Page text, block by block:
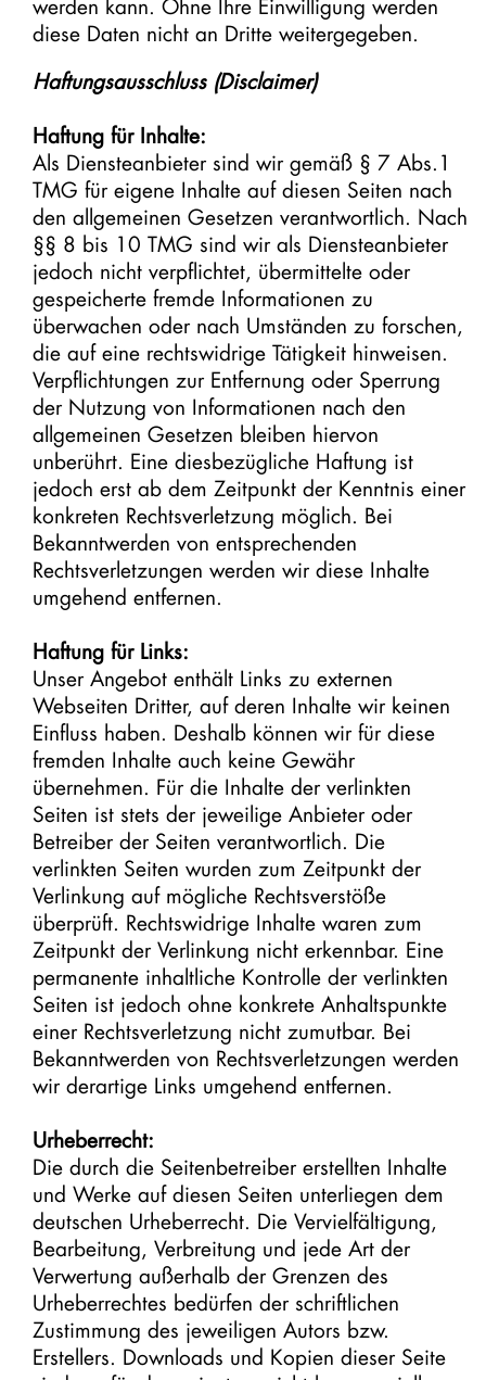
werden kann. Ohne Ihre Einwilligung werden
diese Daten nicht an Dritte weitergegeben.
Haftungsausschluss (Disclaimer)
Haftung für Inhalte:
Als Diensteanbieter sind wir gemäß § 7 Abs.1
TMG für eigene Inhalte auf diesen Seiten nach
den allgemeinen Gesetzen verantwortlich. Nach
§§ 8 bis 10 TMG sind wir als Diensteanbieter
jedoch nicht verpflichtet, übermittelte oder
gespeicherte fremde Informationen zu
überwachen oder nach Umständen zu forschen,
die auf eine rechtswidrige Tätigkeit hinweisen.
Verpflichtungen zur Entfernung oder Sperrung
der Nutzung von Informationen nach den
allgemeinen Gesetzen bleiben hiervon
unberührt. Eine diesbezügliche Haftung ist
jedoch erst ab dem Zeitpunkt der Kenntnis einer
konkreten Rechtsverletzung möglich. Bei
Bekanntwerden von entsprechenden
Rechtsverletzungen werden wir diese Inhalte
umgehend entfernen.
Haftung für Links:
Unser Angebot enthält Links zu externen
Webseiten Dritter, auf deren Inhalte wir keinen
Einfluss haben. Deshalb können wir für diese
fremden Inhalte auch keine Gewähr
übernehmen. Für die Inhalte der verlinkten
Seiten ist stets der jeweilige Anbieter oder
Betreiber der Seiten verantwortlich. Die
verlinkten Seiten wurden zum Zeitpunkt der
Verlinkung auf mögliche Rechtsverstöße
überprüft. Rechtswidrige Inhalte waren zum
Zeitpunkt der Verlinkung nicht erkennbar. Eine
permanente inhaltliche Kontrolle der verlinkten
Seiten ist jedoch ohne konkrete Anhaltspunkte
einer Rechtsverletzung nicht zumutbar. Bei
Bekanntwerden von Rechtsverletzungen werden
wir derartige Links umgehend entfernen.
Urheberrecht:
Die durch die Seitenbetreiber erstellten Inhalte
und Werke auf diesen Seiten unterliegen dem
deutschen Urheberrecht. Die Vervielfältigung,
Bearbeitung, Verbreitung und jede Art der
Verwertung außerhalb der Grenzen des
Urheberrechtes bedürfen der schriftlichen
Zustimmung des jeweiligen Autors bzw.
Erstellers. Downloads und Kopien dieser Seite